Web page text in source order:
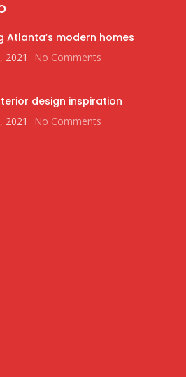
Atlanta’s modern homes
2021 No Comments
design inspiration
2021 No Comments